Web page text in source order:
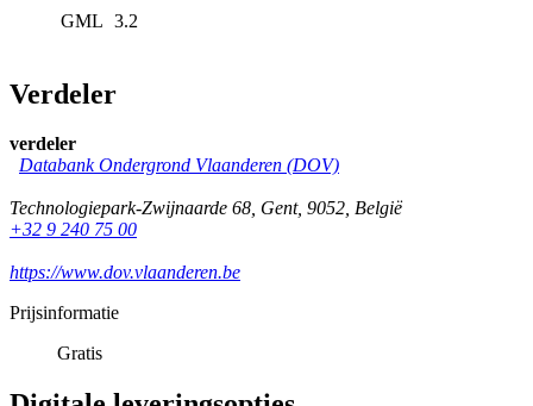
GML 3.2
Verdeler
verdeler
Databank Ondergrond Vlaanderen (DOV)
Technologiepark-Zwijnaarde 68, Gent, 9052, België
+32 9 240 75 00
https://www.dov.vlaanderen.be
Prijsinformatie
Gratis